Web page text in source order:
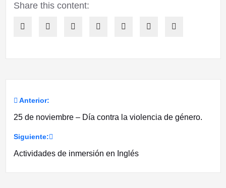
Share this content:
Navegación
entradas
Anterior:
25 de noviembre – Día contra la violencia de género.
Siguiente:
Actividades de inmersión en Inglés